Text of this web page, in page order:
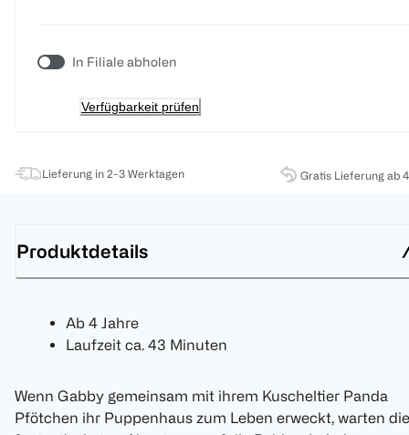
In Filiale abholen
Verfügbarkeit prüfen
Lieferung in 2-3 Werktagen Gratis Lieferung ab
Produktdetails
Ab 4 Jahre
Laufzeit ca. 43 Minuten
Wenn Gabby gemeinsam mit ihrem Kuscheltier Panda
Pfötchen ihr Puppenhaus zum Leben erweckt, warten die